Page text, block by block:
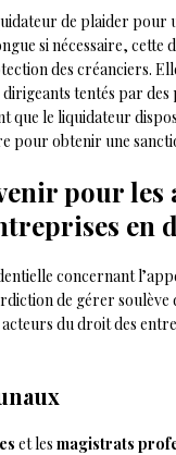
de plaider pour
si nécessaire, cette
des créanciers.
tentés par des
que le liquidateur
pour obtenir une
pour les
en
concernant
de gérer soulève
acteurs du droit des
et les magistrats